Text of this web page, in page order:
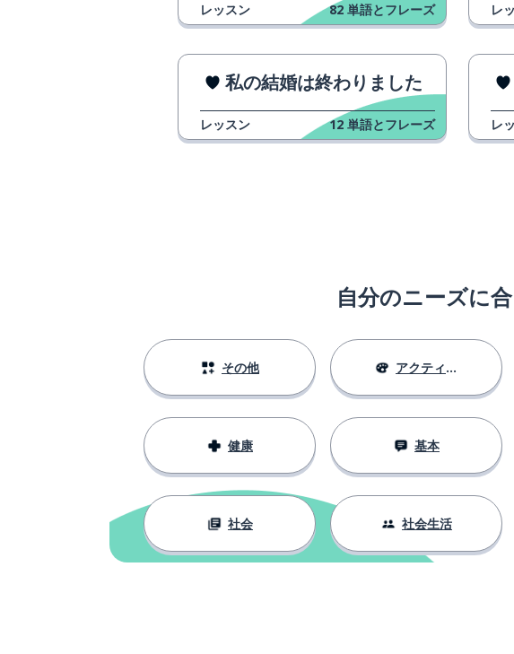
レッスン 82 単語とフレーズ レ
私の結婚は終わりました
レッスン 12 単語とフレーズ レ
自分のニーズに
その他 アクティビティ
健康 基本
社会 社会生活